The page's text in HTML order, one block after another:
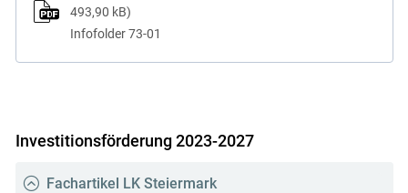
493,90 kB
Infofolder 73-01
Investitionsförderung 2023-2027
Fachartikel LK Steiermark